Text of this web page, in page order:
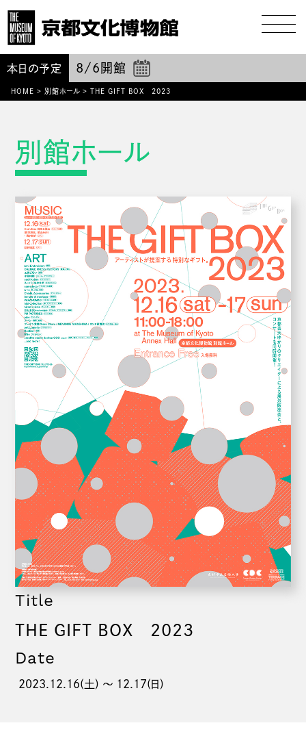
本日の予定 8/6 開館
HOME > 別館ホール> THE GIFT BOX 2023
Title
THE GIFT BOX 2023
Date
2023.12.16(土) 〜 12.17(日)